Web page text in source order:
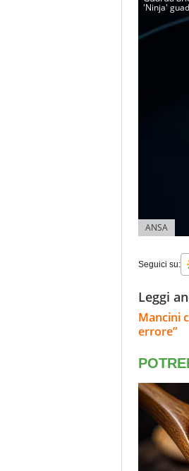
'Ninja'
ANSA
Seguici su:
Leggi
Mancini
errore”